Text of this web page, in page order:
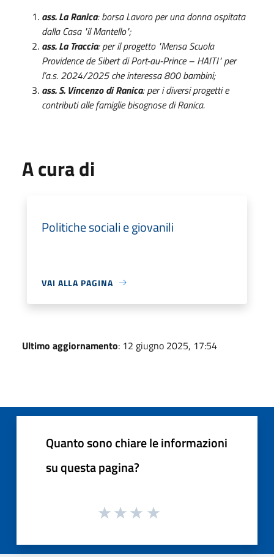
ass. La Ranica: borsa Lavoro per una donna ospitata
dalla Casa "il Mantello";
ass. La Traccia: per il progetto "Mensa Scuola
Providence de Sibert di Port-au-Prince – HAITI" per
l’a.s. 2024/2025 che interessa 800 bambini;
ass. S. Vincenzo di Ranica: per i diversi progetti e
contributi alle famiglie bisognose di Ranica.
A cura di
Politiche sociali e giovanili
VAI ALLA PAGINA
Ultimo aggiornamento: 12 giugno 2025, 17:54
Quanto sono chiare le informazioni
su questa pagina?